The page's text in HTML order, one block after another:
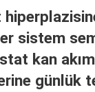
sistem
kan
günlük